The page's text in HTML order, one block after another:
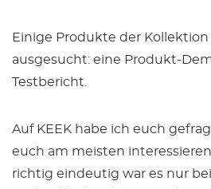
Einige Produkte der
ausgesucht: eine Produkt-
Testbericht.
Auf KEEK habe ich euch
euch am meisten
richtig eindeutig war es nur